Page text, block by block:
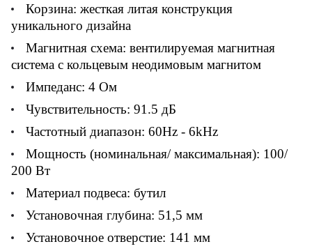
Корзина: жесткая литая конструкция
уникального дизайна
Магнитная схема: вентилируемая магнитная
система с кольцевым неодимовым магнитом
Импеданс: 4 Ом
Чувствительность: 91.5 дБ
Частотный диапазон: 60Hz - 6kHz
Мощность (номинальная/ максимальная): 100/
200 Вт
Материал подвеса: бутил
Установочная глубина: 51,5 мм
Установочное отверстие: 141 мм